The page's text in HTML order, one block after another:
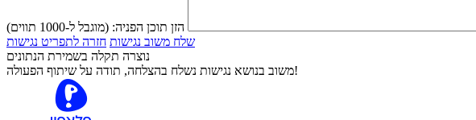
הזן תוכן הפניה: (מוגבל ל-1000 תווים)
שלח משוב נגישות חזרה לתפריט נגישות
נוצרה תקלה בשמירת הנתונים
משוב בנושא נגישות נשלח בהצלחה, תודה על שיתוף הפעולה!